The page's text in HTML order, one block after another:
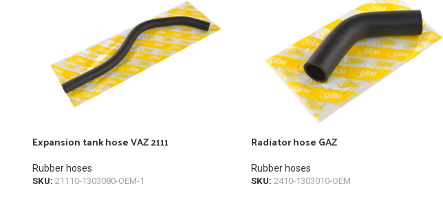
Expansion tank hose VAZ 2111
Rubber hoses
SKU: 21110-1303080-OEM-1
Radiator hose GAZ
Rubber hoses
SKU: 2410-1303010-OEM